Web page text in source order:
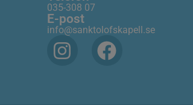
035-308 07
E-post
info@sanktolofskapell.se